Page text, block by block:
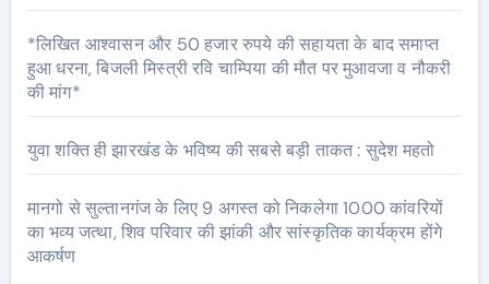
*लिखित आश्वासन और 50 हजार रुपये की सहायता के बाद समाप्त
हुआ धरना, बिजली मिस्त्री रवि चाम्पिया की मौत पर मुआवजा व नौकरी
की मांग*
युवा शक्ति ही झारखंड के भविष्य की सबसे बड़ी ताकत : सुदेश महतो
मानगो से सुल्तानगंज के लिए 9 अगस्त को निकलेगा 1000 कांवरियों
का भव्य जत्था, शिव परिवार की झांकी और सांस्कृतिक कार्यक्रम होंगे
आकर्षण